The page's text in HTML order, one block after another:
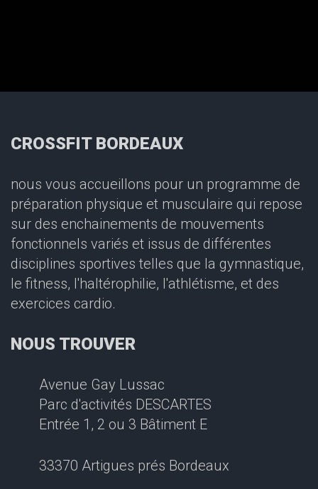
CROSSFIT BORDEAUX
nous vous accueillons pour un programme de
préparation physique et musculaire qui repose
sur des enchainements de mouvements
fonctionnels variés et issus de différentes
disciplines sportives telles que la gymnastique,
le fitness, l'haltérophilie, l'athlétisme, et des
exercices cardio.
NOUS TROUVER
Avenue Gay Lussac
Parc d'activités DESCARTES
Entrée 1, 2 ou 3 Bâtiment E
33370 Artigues prés Bordeaux